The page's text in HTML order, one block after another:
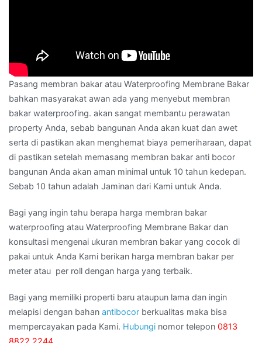
Pasang membran bakar atau Waterproofing Membrane Bakar
bahkan masyarakat awan ada yang menyebut membran
bakar waterproofing. akan sangat membantu perawatan
property Anda, sebab bangunan Anda akan kuat dan awet
serta di pastikan akan menghemat biaya pemeriharaan, dapat
di pastikan setelah memasang membran bakar anti bocor
bangunan Anda akan aman minimal untuk 10 tahun kedepan.
Sebab 10 tahun adalah Jaminan dari Kami untuk Anda.
Bagi yang ingin tahu berapa harga membran bakar
waterproofing atau Waterproofing Membrane Bakar dan
konsultasi mengenai ukuran membran bakar yang cocok di
pakai untuk Anda Kami berikan harga membran bakar per
meter atau per roll dengan harga yang terbaik.
Bagi yang memiliki properti baru ataupun lama dan ingin
melapisi dengan bahan antibocor berkualitas maka bisa
mempercayakan pada Kami. Hubungi nomor telepon 0813